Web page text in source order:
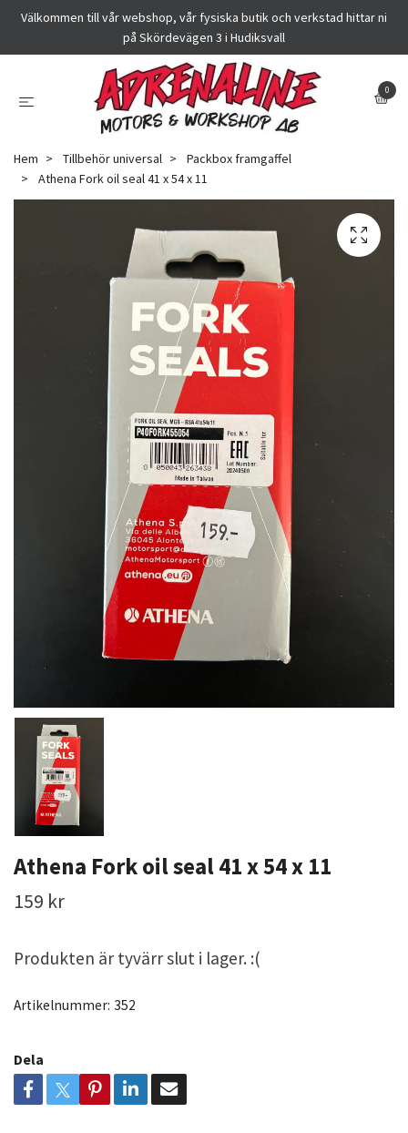
Välkommen till vår webshop, vår fysiska butik och verkstad hittar ni
på Skördevägen 3 i Hudiksvall
0
Hem Tillbehör universal
Packbox framgaffel
Athena Fork oil seal 41 x 54 x 11
Athena Fork oil seal 41 x 54 x 11
159 kr
Produkten är tyvärr slut i lager. :(
Artikelnummer: 352
Dela